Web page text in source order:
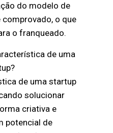
do modelo de
o que
o franqueado.
de uma
de uma startup
solucionar
criativa e
potencial de